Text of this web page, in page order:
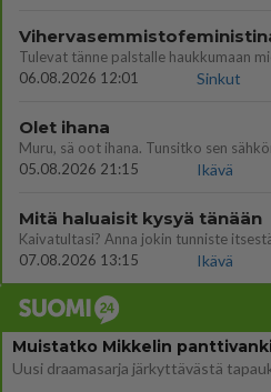
06.08.2026 12:01
Sinkut
Olet ihana
05.08.2026 21:15
Ikävä
Mitä haluaisit kysyä tänään
Kaivatultasi? Anna jokin tunniste
07.08.2026 13:15
Ikävä
Muistatko Mikkelin